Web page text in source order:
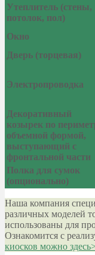
Утеплитель (стены,
потолок, пол)
Окно
Дверь (торцевая)
Электропроводка
Декоративный
козырек по
объемной формой,
выступающий с
фронтальной части
Полка для сумок
(опционально)
Наша компания
различных моделей
использованы для
Ознакомится с
киосков можно